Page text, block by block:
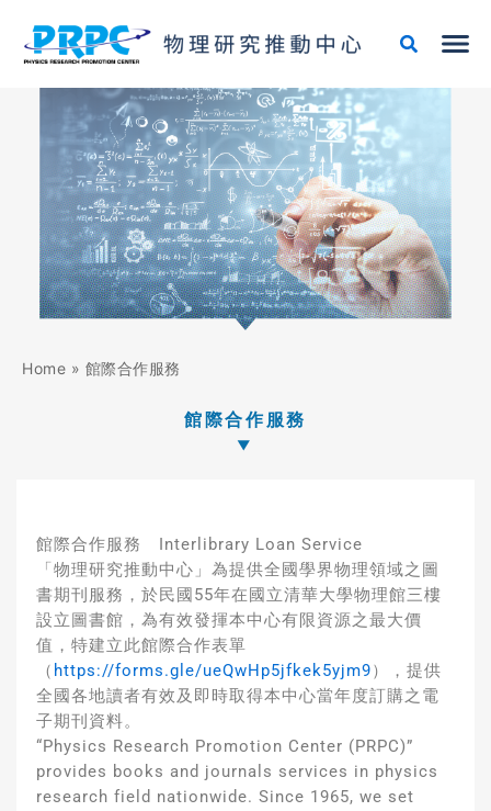
Home » 館際合作服務
館際合作服務
館際合作服務 Interlibrary Loan Service
「物理研究推動中心」為提供全國學界物理領域之圖
書期刊服務，於民國55年在國立清華大學物理館三樓
設立圖書館，為有效發揮本中心有限資源之最大價
值，特建立此館際合作表單
（ https://forms.gle/ueQwHp5jfkek5yjm9），提供
全國各地讀者有效及即時取得本中心當年度訂購之電
子期刊資料。
“Physics Research Promotion Center (PRPC)”
provides books and journals services in physics
research field nationwide. Since 1965, we set